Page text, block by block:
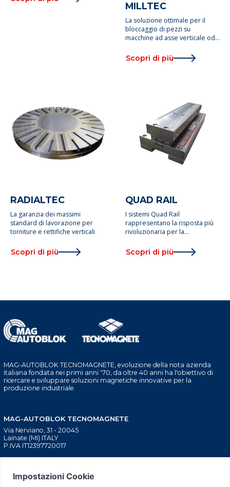
MILLTEC
La soluzione ottimale per il
bloccaggio di pezzi su
macchine ad asse verticale od
Scopri di più
RADIALTEC
La garanzia dei massimi
standard di lavorazione per
torniture e rettifiche verticali
Scopri di più
QUAD RAIL
I sistemi Quad Rail
rappresentano la risposta più
rivoluzionaria per la
Scopri di più
MAG-AUTOBLOK TECNOMAGNETE, evoluzione della nota azienda
italiana fondata nei primi anni '70, da oltre 40 anni ha l'obiettivo di
ricercare e sviluppare soluzioni magnetiche innovative per la
produzione industriale.
MAG-AUTOBLOK TECNOMAGNETE
Via Nerviano, 31 - 20045
Lainate (MI) ITALY
P.IVA IT12397720017